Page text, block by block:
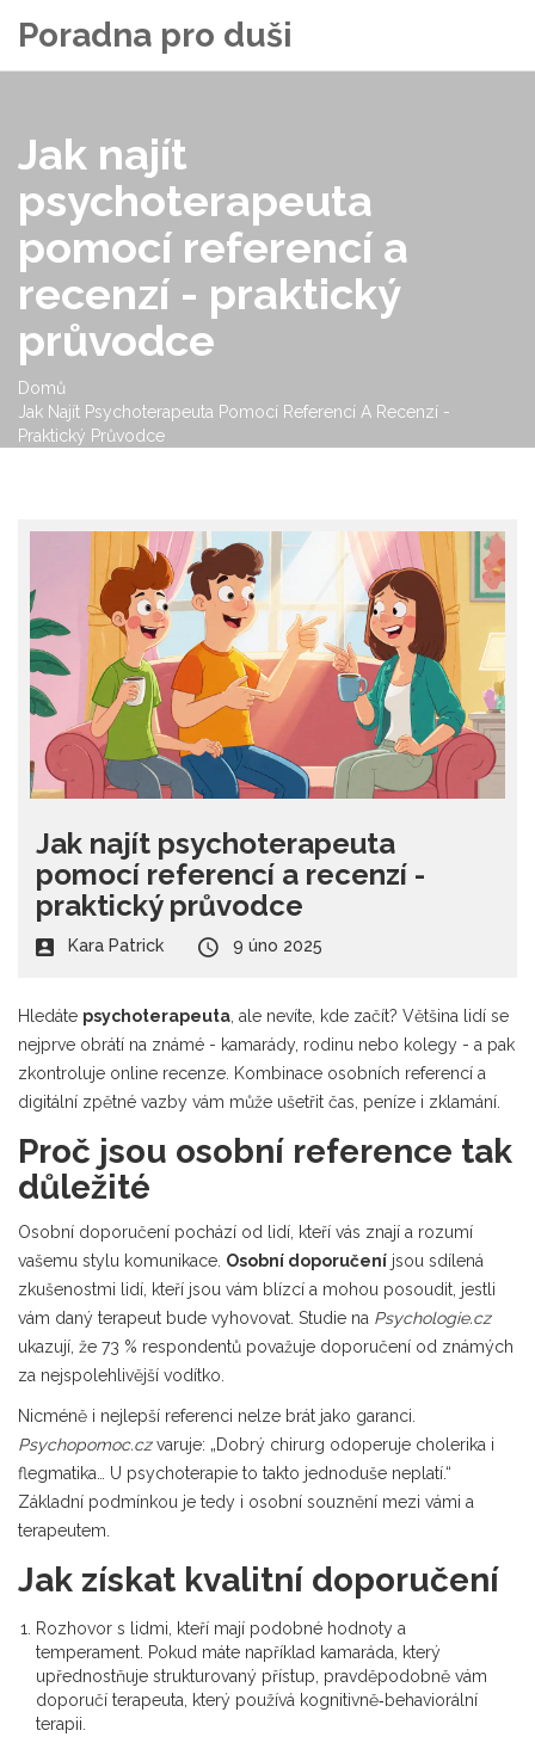
Poradna pro duši
Jak najít
psychoterapeuta
pomocí referencí a
recenzí - praktický
průvodce
Domů
Jak Najít Psychoterapeuta Pomocí Referencí A Recenzí -
Praktický Průvodce
Jak najít psychoterapeuta
pomocí referencí a recenzí -
praktický průvodce
Kara Patrick 9 úno 2025
Hledáte psychoterapeuta , ale nevíte, kde začít? Většina lidí se
nejprve obrátí na známé - kamarády, rodinu nebo kolegy - a pak
zkontroluje online recenze. Kombinace osobních referencí a
digitální zpětné vazby vám může ušetřit čas, peníze i zklamání.
Proč jsou osobní reference tak
důležité
Osobní doporučení pochází od lidí, kteří vás znají a rozumí
vašemu stylu komunikace. Osobní doporučení jsou sdílená
zkušenostmi lidí, kteří jsou vám blízcí a mohou posoudit, jestli
vám daný terapeut bude vyhovovat . Studie na Psychologie.cz
ukazují, že 73 % respondentů považuje doporučení od známých
za nejspolehlivější vodítko.
Nicméně i nejlepší referenci nelze brát jako garanci.
Psychopomoc.czvaruje: „Dobrý chirurg odoperuje cholerika i
flegmatika… U psychoterapie to takto jednoduše neplatí.“
Základní podmínkou je tedy i osobní souznění mezi vámi a
terapeutem.
Jak získat kvalitní doporučení
Rozhovor s lidmi, kteří mají podobné hodnoty a
temperament. Pokud máte například kamaráda, který
upřednostňuje strukturovaný přístup, pravděpodobně vám
doporučí terapeuta, který používá kognitivně‑behaviorální
terapii.